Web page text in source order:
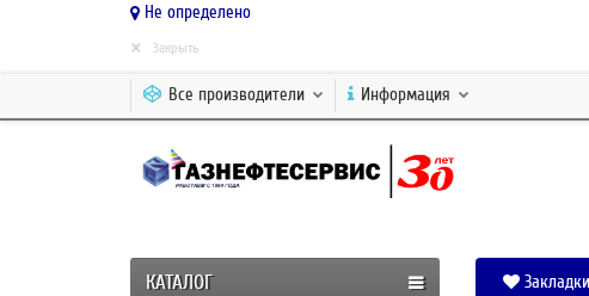
Не определено
× Закрыть
Все производители Информация
КАТАЛОГ